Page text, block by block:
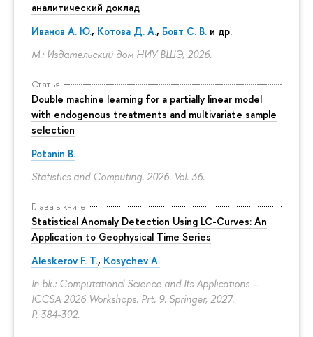
аналитический доклад
Иванов А. Ю., Котова Д. А., Бовт С. В. и др.
М.: Издательский дом НИУ ВШЭ, 2026.
Статья
Double machine learning for a partially linear model
with endogenous treatments and multivariate sample
selection
Potanin B.
Statistics and Computing. 2026. Vol. 36.
Глава в книге
Statistical Anomaly Detection Using LC-Curves: An
Application to Geophysical Time Series
Aleskerov F. T., Kosychev A.
In bk.: Computational Science and Its Applications –
ICCSA 2026 Workshops. Prt. 9. Springer, 2027.
P. 384-392.